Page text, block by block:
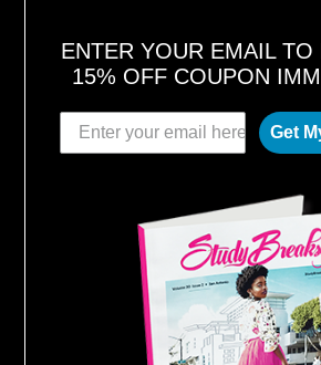
ENTER YOUR EMAIL TO
15% OFF COUPON
Get